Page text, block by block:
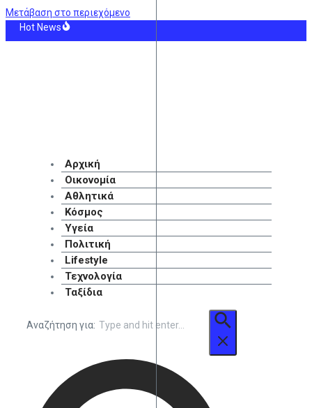
Μετάβαση στο περιεχόμενο
Hot News
Αρχική
Οικονομία
Αθλητικά
Κόσμος
Υγεία
Πολιτική
Lifestyle
Τεχνολογία
Ταξίδια
Αναζήτηση για: